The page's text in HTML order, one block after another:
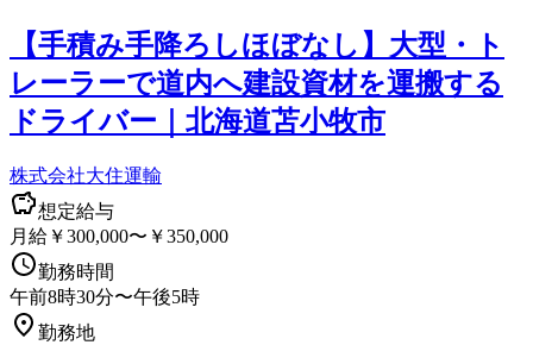
【手積み手降ろしほぼなし】大型・ト
レーラーで道内へ建設資材を運搬する
ドライバー｜北海道苫小牧市
株式会社大住運輸
想定給与
月給￥300,000〜￥350,000
勤務時間
午前8時30分〜午後5時
勤務地